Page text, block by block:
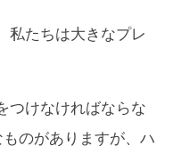
私たちは大きなプレ
つけなければならな
のがありますが、ハ